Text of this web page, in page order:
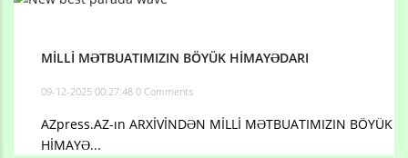
MİLLİ MƏTBUATIMIZIN BÖYÜK HİMAYƏDARI
09-12-2025 00:27:48 0 Comments
AZpress.AZ-ın ARXİVİNDƏN MİLLİ MƏTBUATIMIZIN BÖYÜK
HİMAYƏ...